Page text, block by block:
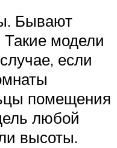
Бывают
модели
если
помещения
любой
высоты.